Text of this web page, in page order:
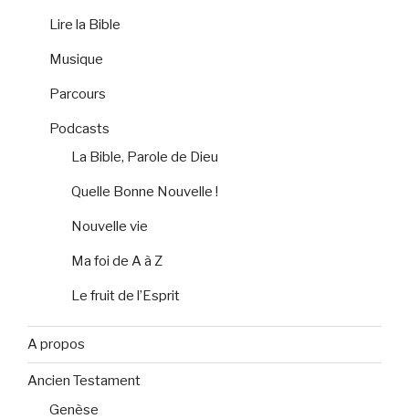
Lire la Bible
Musique
Parcours
Podcasts
La Bible, Parole de Dieu
Quelle Bonne Nouvelle !
Nouvelle vie
Ma foi de A à Z
Le fruit de l’Esprit
A propos
Ancien Testament
Genèse